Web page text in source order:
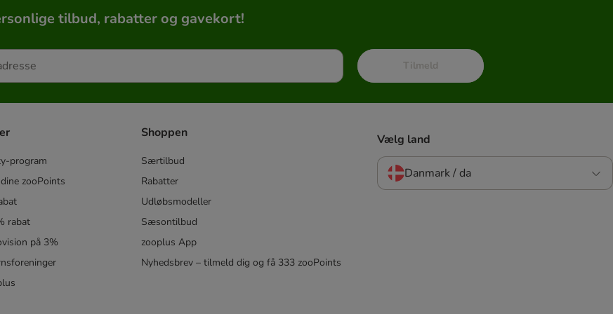
tilbud, rabatter og gavekort!
Tilmeld
program
zooPoints
rabat
på 3%
Shoppen
Særtilbud
Rabatter
Udløbsmodeller
Sæsontilbud
zooplus App
Nyhedsbrev – tilmeld dig og få 333 zooPoints
Vælg land
Danmark / da